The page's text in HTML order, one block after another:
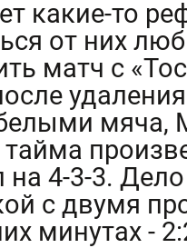
какие-то
от них
матч с
мяча,
тайма
на 4-3-3.
с двумя
минутах -